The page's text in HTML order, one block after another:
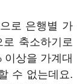
로 은행별 가
축소하기로
상을 가계대
수 없는데요.